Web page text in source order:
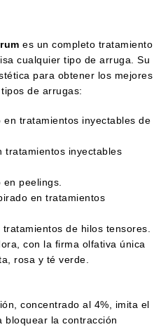
es un completo tratamiento
cualquier tipo de arruga. Su
para obtener los mejores
de arrugas:
en tratamientos inyectables de
tratamientos inyectables
en peelings.
en tratamientos
tratamientos de hilos tensores.
con la firma olfativa única
rosa y té verde.
concentrado al 4%, imita el
bloquear la contracción